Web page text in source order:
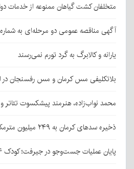
متخلفان کشت گیاهان ممنوعه از خدمات
آگهی مناقصه عمومی دو مرحله‌ای به شماره ۰۵-۱۴۰۵ (تجدید اول)
یارانه و کالابرگ به گرد تورم نمی‌رسند
بلاتکلیفی مس کرمان و مس رفسنجان
محمد نواب‌زاده، هنرمند پیشکسوت
ذخیره سدهای کرمان به ۲۴۹ میلیون مترمکعب رسید
پایان عملیات جست‌وجو در جیرفت؛ کودک ۴ ساله دلفاردی پیدا شد